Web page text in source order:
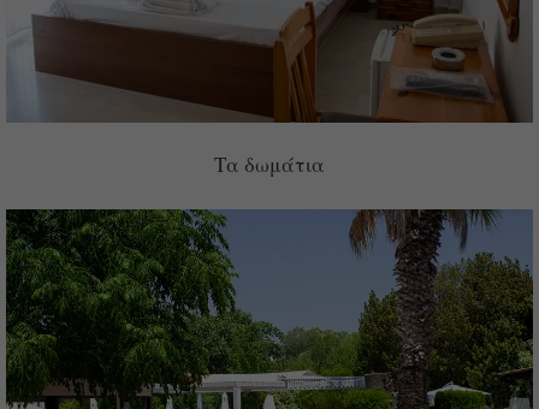
Τα δωμάτια